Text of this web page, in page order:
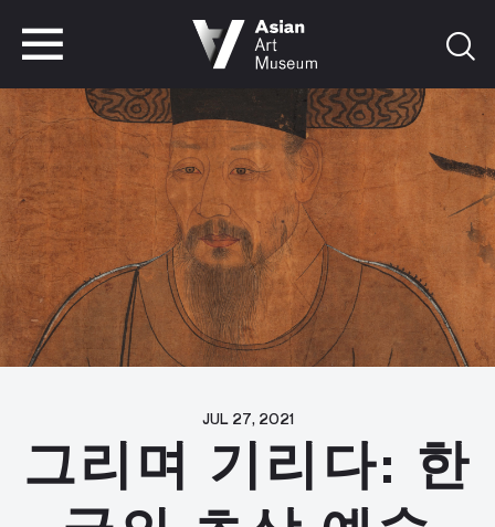
VISIT TICKETS
JUL 27, 2021
그리며 기리다: 한